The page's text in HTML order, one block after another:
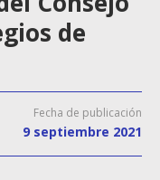
de
Fecha de publicación
9 septiembre 2021